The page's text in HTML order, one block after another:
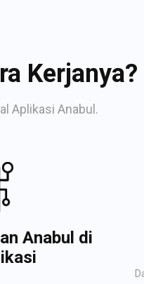
Kerjanya?
Aplikasi Anabul.
Anabul di